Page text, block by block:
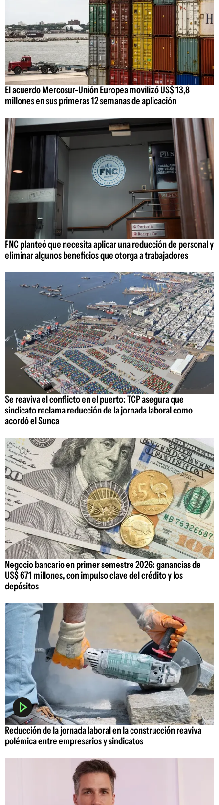
El acuerdo Mercosur-Unión Europea movilizó US$ 13,8
millones en sus primeras 12 semanas de aplicación
FNC planteó que necesita aplicar una reducción de personal y
eliminar algunos beneficios que otorga a trabajadores
Se reaviva el conflicto en el puerto: TCP asegura que
sindicato reclama reducción de la jornada laboral como
acordó el Sunca
Negocio bancario en primer semestre 2026: ganancias de
US$ 671 millones, con impulso clave del crédito y los
depósitos
Reducción de la jornada laboral en la construcción reaviva
polémica entre empresarios y sindicatos